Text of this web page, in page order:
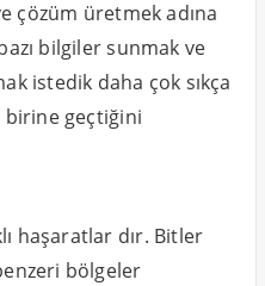
çözüm üretmek adına
bilgiler sunmak ve
istedik daha çok sıkça
geçtiğini
haşaratlar dır. Bitler
bölgeler